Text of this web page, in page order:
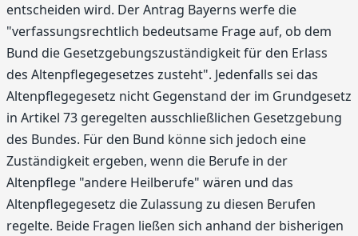
entscheiden wird. Der Antrag Bayerns werfe die
"verfassungsrechtlich bedeutsame Frage auf, ob dem
Bund die Gesetzgebungszuständigkeit für den Erlass
des Altenpflegegesetzes zusteht". Jedenfalls sei das
Altenpflegegesetz nicht Gegenstand der im Grundgesetz
in Artikel 73 geregelten ausschließlichen Gesetzgebung
des Bundes. Für den Bund könne sich jedoch eine
Zuständigkeit ergeben, wenn die Berufe in der
Altenpflege "andere Heilberufe" wären und das
Altenpflegegesetz die Zulassung zu diesen Berufen
regelte. Beide Fragen ließen sich anhand der bisherigen